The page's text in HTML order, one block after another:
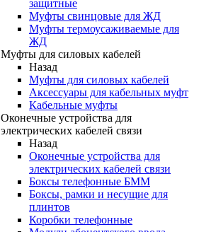
защитные
Муфты свинцовые для ЖД
Муфты термоусаживаемые для
ЖД
Муфты для силовых кабелей
Назад
Муфты для силовых кабелей
Аксессуары для кабельных муфт
Кабельные муфты
Оконечные устройства для
электрических кабелей связи
Назад
Оконечные устройства для
электрических кабелей связи
Боксы телефонные БММ
Боксы, рамки и несущие для
плинтов
Коробки телефонные